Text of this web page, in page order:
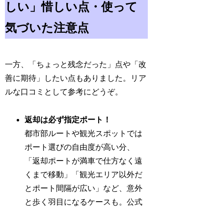
しい」惜しい点・使って
気づいた注意点
一方、「ちょっと残念だった」点や「改
善に期待」したい点もありました。リア
ルな口コミとして参考にどうぞ。
返却は必ず指定ポート！
都市部ルートや観光スポットでは
ポート選びの自由度が高い分、
「返却ポートが満車で仕方なく遠
くまで移動」「観光エリア以外だ
とポート間隔が広い」など、意外
と歩く羽目になるケースも。公式